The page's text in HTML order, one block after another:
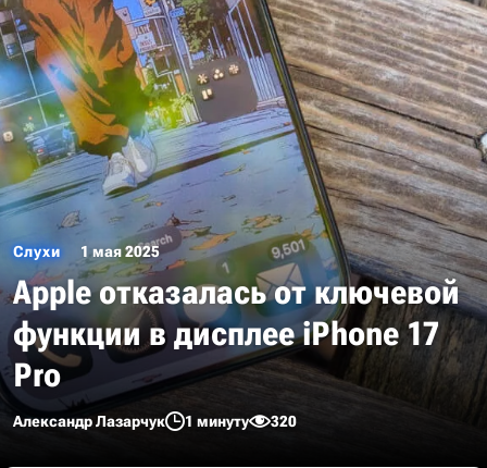
Слухи 1 мая 2025
Apple отказалась от ключевой
функции в дисплее iPhone 17
Pro
Александр Лазарчук 1 минуту 320